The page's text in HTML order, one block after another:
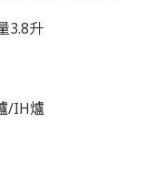
3.8升
/IH爐